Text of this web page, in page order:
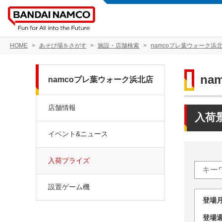
HOME あそび場をさがす 施設・店舗検索 namcoプレ葉ウォーク浜
入荷
登
登
namcoプレ葉ウォーク浜北店
店舗情報
イベント&ニュース
入荷プライズ
設置ゲーム機